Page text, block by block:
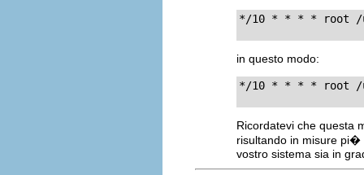
*/10 * * * * root /
in questo modo:
*/10 * * * * root /
Ricordatevi che questa
risultando in misure pi�
vostro sistema sia in